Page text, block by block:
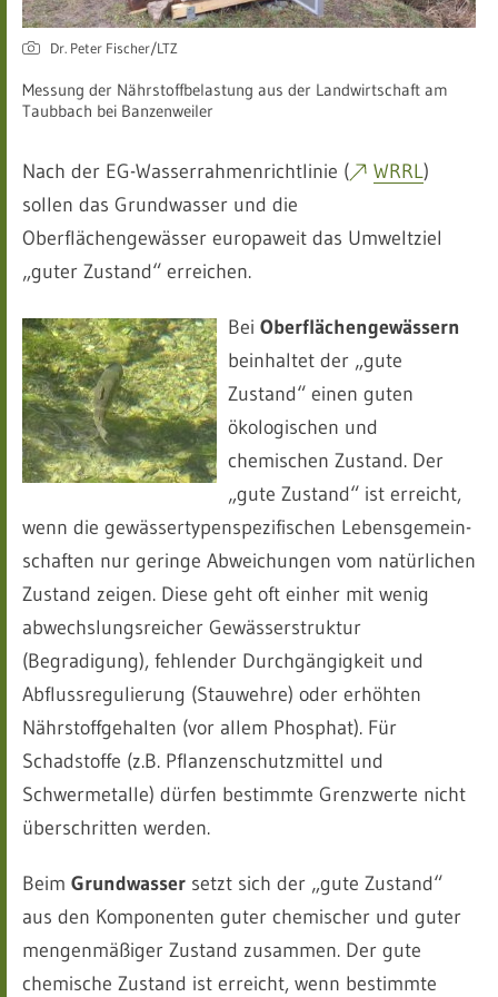
Dr. Peter Fischer/LTZ
Messung der Nährstoffbelastung aus der Landwirtschaft am
Taubbach bei Banzenweiler
Nach der EG-Wasserrahmenrichtlinie ( WRRL)
sollen das Grundwasser und die
Oberflächengewässer europaweit das Umweltziel
„guter Zustand“ erreichen.
Bei Oberflächengewässern
beinhaltet der „gute
Zustand“ einen guten
ökologischen und
chemischen Zustand. Der
„gute Zustand“ ist erreicht,
wenn die gewässertypenspezifischen Lebensgemein-
schaften nur geringe Abweichungen vom natürlichen
Zustand zeigen. Diese geht oft einher mit wenig
abwechslungsreicher Gewässerstruktur
(Begradigung), fehlender Durchgängigkeit und
Abflussregulierung (Stauwehre) oder erhöhten
Nährstoffgehalten (vor allem Phosphat). Für
Schadstoffe (z.B. Pflanzenschutzmittel und
Schwermetalle) dürfen bestimmte Grenzwerte nicht
überschritten werden.
Beim Grundwasser setzt sich der „gute Zustand“
aus den Komponenten guter chemischer und guter
mengenmäßiger Zustand zusammen. Der gute
chemische Zustand ist erreicht, wenn bestimmte